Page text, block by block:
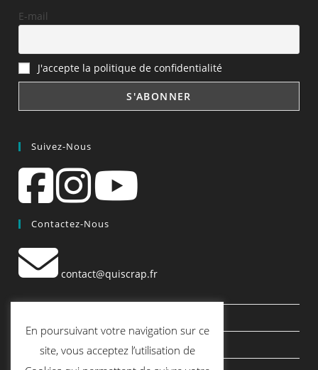
E-mail
J'accepte la politique de confidentialité
Suivez-Nous
Contactez-Nous
contact@quiscrap.fr
Le Blog
En poursuivant votre navigation sur ce
site, vous acceptez l’utilisation de